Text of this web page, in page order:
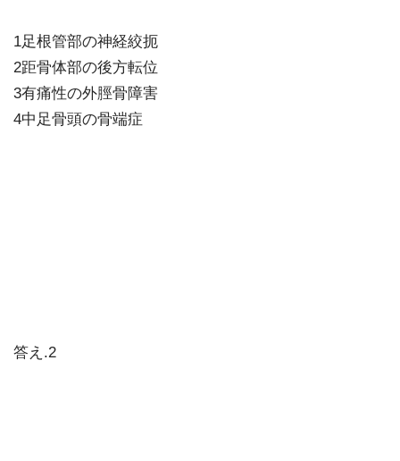
1足根管部の神経絞扼
2距骨体部の後方転位
3有痛性の外脛骨障害
4中足骨頭の骨端症
答え.2